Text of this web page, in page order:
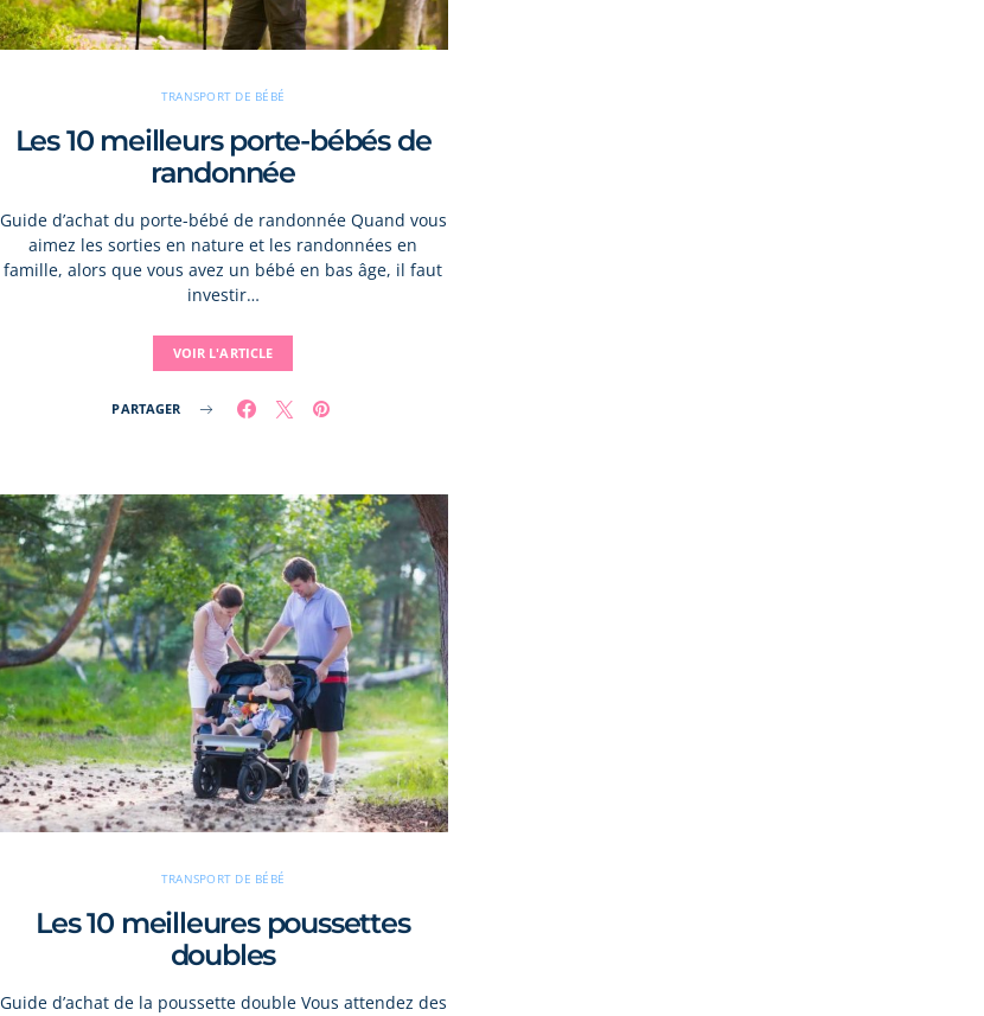
TRANSPORT DE BÉBÉ
Les 10 meilleurs porte-bébés de
randonnée
Guide d’achat du porte-bébé de randonnée Quand vous
aimez les sorties en nature et les randonnées en
famille, alors que vous avez un bébé en bas âge, il faut
investir…
VOIR L'ARTICLE
PARTAGER
TRANSPORT DE BÉBÉ
Les 10 meilleures poussettes
doubles
Guide d’achat de la poussette double Vous attendez des